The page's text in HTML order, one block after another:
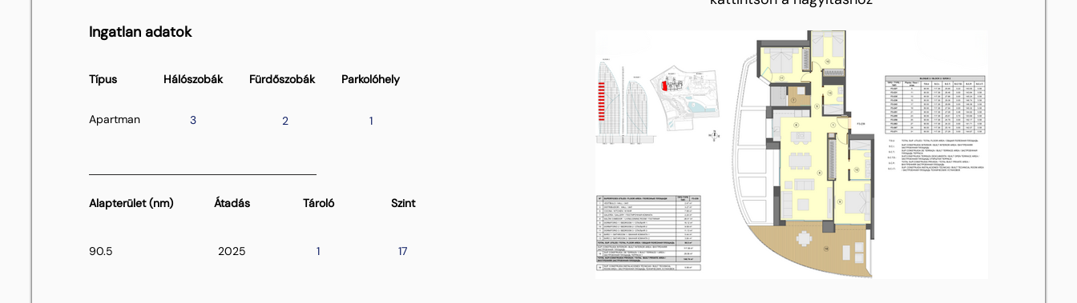
Ingatlan adatok
Típus Hálószobák
Apartman 3
Fürdőszobák
2
Parkolóhely
1
Alapterület (nm) Átadás Tároló
90.5 2025 1
Szint
17